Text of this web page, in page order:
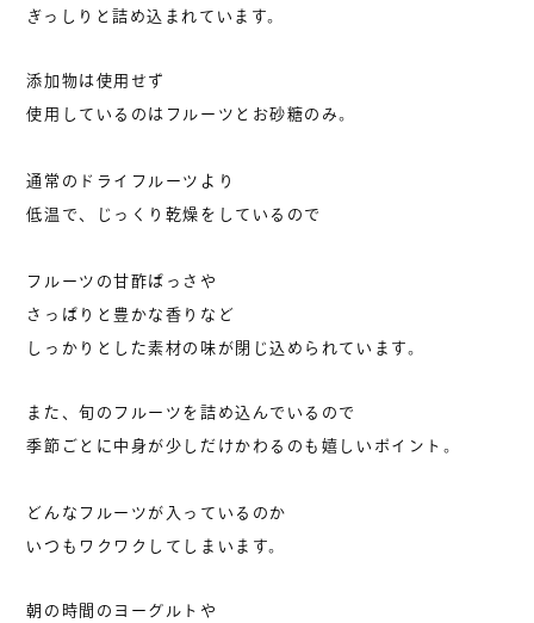
新入荷・再入荷
期間限定
お問い合わせ
受付：10:00 – 17:30
お問い合わせは営業中のお電話のみ
ぎっしりと詰め込まれています。
添加物は使用せず
使用しているのはフルーツとお砂糖のみ。
通常のドライフルーツより
低温で、じっくり乾燥をしているので
フルーツの甘酢ぱっさや
さっぱりと豊かな香りなど
しっかりとした素材の味が閉じ込められています。
また、旬のフルーツを詰め込んでいるので
季節ごとに中身が少しだけかわるのも嬉しいポイント。
どんなフルーツが入っているのか
いつもワクワクしてしまいます。
朝の時間のヨーグルトや